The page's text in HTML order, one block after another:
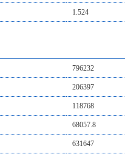
1.524
796232
206397
118768
68057.8
631647